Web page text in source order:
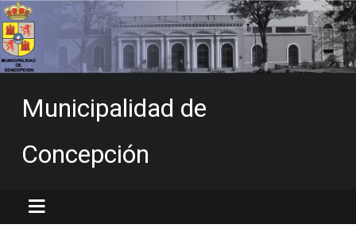
Municipalidad de
Concepción